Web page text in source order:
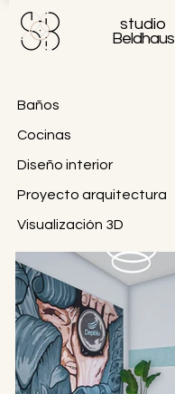
studio
Beldhaus
Baños
Cocinas
Diseño interior
Proyecto arquitectura
Visualización 3D